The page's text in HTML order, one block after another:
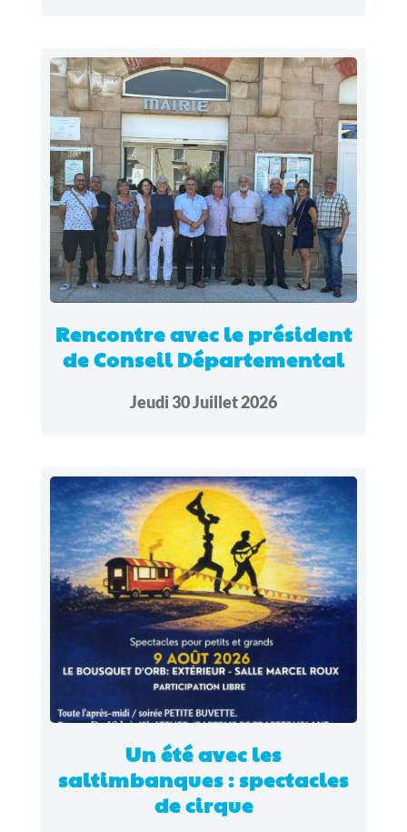
Rencontre avec le président
de Conseil Départemental
Jeudi 30 Juillet 2026
Un été avec les
saltimbanques : spectacles
de cirque